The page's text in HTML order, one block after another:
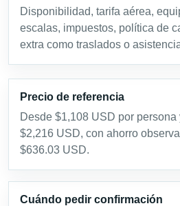
Disponibilidad, tarifa aérea,
escalas, impuestos, política de
extra como traslados o
Precio de referencia
Desde $1,108 USD por persona
$2,216 USD, con ahorro
$636.03 USD.
Cuándo pedir confirmación